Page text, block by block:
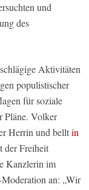
und
des
Aktivitäten
populistischer
für soziale
Pläne. Volker
Herrin und belltin
der Freiheit
Kanzlerin im
an: „Wir